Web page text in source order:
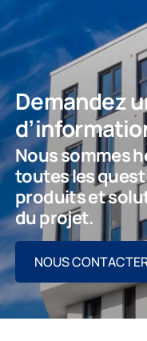
Demandez
Nous sommes
toutes les
produits et
du projet.
NOUS